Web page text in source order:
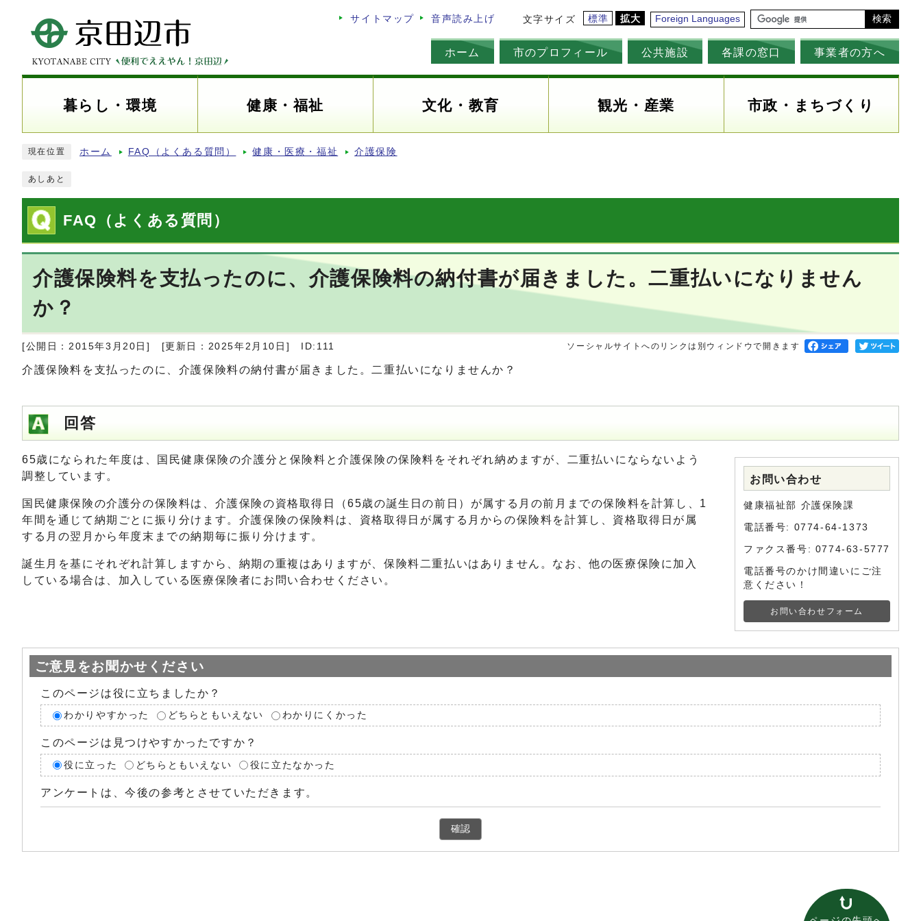
サイトマップ 音声読み上げ 文字サイズ 標準 拡大 Foreign Languages 検索
ホーム 市のプロフィール 公共施設 各課の窓口 事業者の方へ
暮らし・環境 健康・福祉 文化・教育 観光・産業 市政・まちづくり
現在位置 ホーム FAQ（よくある質問） 健康・医療・福祉 介護保険
あしあと
FAQ（よくある質問）
介護保険料を支払ったのに、介護保険料の納付書が届きました。二重払いになりません
か？
[公開日：2015年3月20日] [更新日：2025年2月10日] ID:111 ソーシャルサイトへのリンクは別ウィンドウで開きます
介護保険料を支払ったのに、介護保険料の納付書が届きました。二重払いになりませんか？
回答
65歳になられた年度は、国民健康保険の介護分と保険料と介護保険の保険料をそれぞれ納めますが、二重払いにならないよう
調整しています。
国民健康保険の介護分の保険料は、介護保険の資格取得日（65歳の誕生日の前日）が属する月の前月までの保険料を計算し、1
年間を通じて納期ごとに振り分けます。介護保険の保険料は、資格取得日が属する月からの保険料を計算し、資格取得日が属
する月の翌月から年度末までの納期毎に振り分けます。
誕生月を基にそれぞれ計算しますから、納期の重複はありますが、保険料二重払いはありません。なお、他の医療保険に加入
している場合は、加入している医療保険者にお問い合わせください。
お問い合わせ
健康福祉部 介護保険課
電話番号: 0774-64-1373
ファクス番号: 0774-63-5777
電話番号のかけ間違いにご注
意ください！
お問い合わせフォーム
ご意見をお聞かせください
このページは役に立ちましたか？
わかりやすかった どちらともいえない わかりにくかった
このページは見つけやすかったですか？
役に立った どちらともいえない 役に立たなかった
アンケートは、今後の参考とさせていただきます。
確認